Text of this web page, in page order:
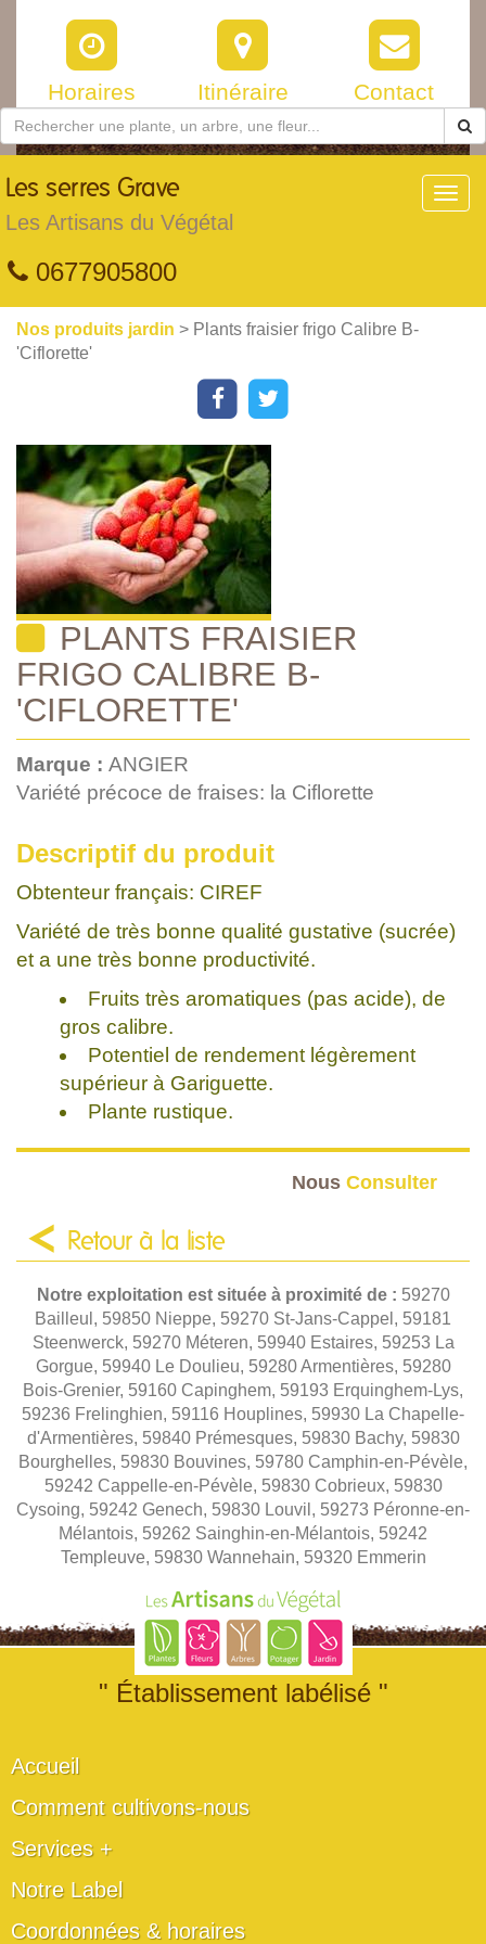
Horaires Itinéraire Contact
Les serres Grave
Les Artisans du Végétal
0677905800
Nos produits jardin > Plants fraisier frigo Calibre B-
'Ciflorette'
PLANTS FRAISIER
FRIGO CALIBRE B-
'CIFLORETTE'
Marque : ANGIER
Variété précoce de fraises: la Ciflorette
Descriptif du produit
Obtenteur français: CIREF
Variété de très bonne qualité gustative (sucrée)
et a une très bonne productivité.
Fruits très aromatiques (pas acide), de
gros calibre.
Potentiel de rendement légèrement
supérieur à Gariguette.
Plante rustique.
Nous Consulter
Retour à la liste
Notre exploitation est située à proximité de : 59270
Bailleul, 59850 Nieppe, 59270 St-Jans-Cappel, 59181
Steenwerck, 59270 Méteren, 59940 Estaires, 59253 La
Gorgue, 59940 Le Doulieu, 59280 Armentières, 59280
Bois-Grenier, 59160 Capinghem, 59193 Erquinghem-Lys,
59236 Frelinghien, 59116 Houplines, 59930 La Chapelle-
d'Armentières, 59840 Prémesques, 59830 Bachy, 59830
Bourghelles, 59830 Bouvines, 59780 Camphin-en-Pévèle,
59242 Cappelle-en-Pévèle, 59830 Cobrieux, 59830
Cysoing, 59242 Genech, 59830 Louvil, 59273 Péronne-en-
Mélantois, 59262 Sainghin-en-Mélantois, 59242
Templeuve, 59830 Wannehain, 59320 Emmerin
" Établissement labélisé "
Accueil
Comment cultivons-nous
Services +
Notre Label
Coordonnées & horaires